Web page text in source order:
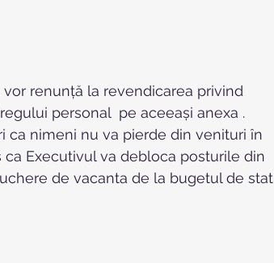
renunță la revendicarea privind
personal  pe aceeași anexa .
ca nimeni nu va pierde din venituri în
Executivul va debloca posturile din
de vacanta de la bugetul de stat